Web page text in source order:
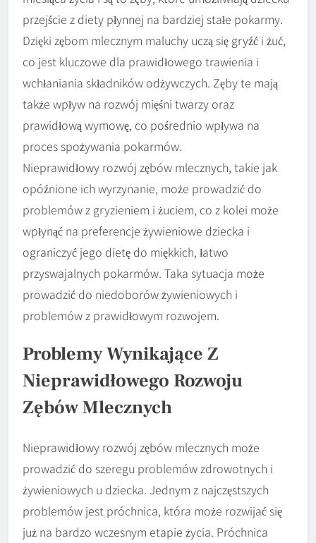
przejście z diety płynnej na bardziej stałe pokarmy.
Dzięki zębom mlecznym maluchy uczą się gryźć i żuć,
co jest kluczowe dla prawidłowego trawienia i
wchłaniania składników odżywczych. Zęby te mają
także wpływ na rozwój mięśni twarzy oraz
prawidłową wymowę, co pośrednio wpływa na
proces spożywania pokarmów.
Nieprawidłowy rozwój zębów mlecznych, takie jak
opóźnione ich wyrzynanie, może prowadzić do
problemów z gryzieniem i żuciem, co z kolei może
wpłynąć na preferencje żywieniowe dziecka i
ograniczyć jego dietę do miękkich, łatwo
przyswajalnych pokarmów. Taka sytuacja może
prowadzić do niedoborów żywieniowych i
problemów z prawidłowym rozwojem.
Problemy Wynikające Z
Nieprawidłowego Rozwoju
Zębów Mlecznych
Nieprawidłowy rozwój zębów mlecznych może
prowadzić do szeregu problemów zdrowotnych i
żywieniowych u dziecka. Jednym z najczęstszych
problemów jest próchnica, która może rozwijać się
już na bardzo wczesnym etapie życia. Próchnica